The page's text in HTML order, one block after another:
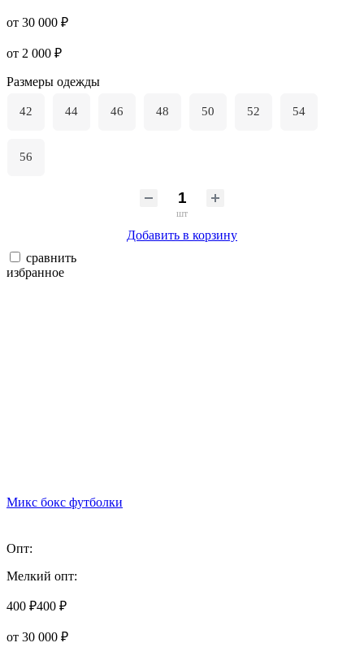
от 30 000 ₽
от 2 000 ₽
Размеры одежды
42 44 46 48 50 52 54
56
шт
Добавить в корзину
сравнить
избранное
Микс бокс футболки
Опт:
Мелкий опт:
400 ₽400 ₽
от 30 000 ₽